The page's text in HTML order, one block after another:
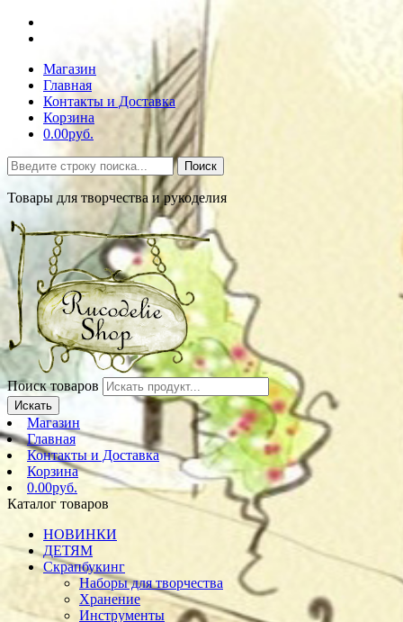
Магазин
Главная
Контакты и Доставка
Корзина
0.00руб.
Поиск
Товары для творчества и рукоделия
Поиск товаров
Искать
Магазин
Главная
Контакты и Доставка
Корзина
0.00руб.
Каталог товаров
НОВИНКИ
ДЕТЯМ
Скрапбукинг
Наборы для творчества
Хранение
Инструменты